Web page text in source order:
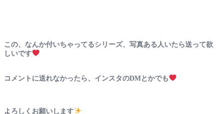
この、なんか付いちゃってるシリーズ、写真ある人いたら送って欲
しいです
コメントに送れなかったら、インスタのDMとかでも
よろしくお願いします